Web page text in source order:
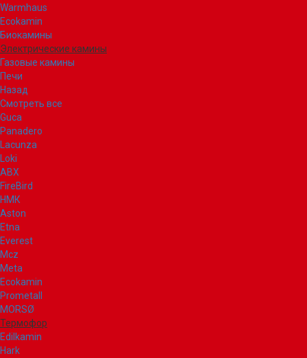
Warmhaus
Ecokamin
Биокамины
Электрические камины
Газовые камины
Печи
Назад
Смотреть все
Guca
Panadero
Lacunza
Loki
ABX
FireBird
НМК
Aston
Etna
Everest
Mcz
Meta
Ecokamin
Prometall
MORSØ
Термофор
Edilkamin
Hark